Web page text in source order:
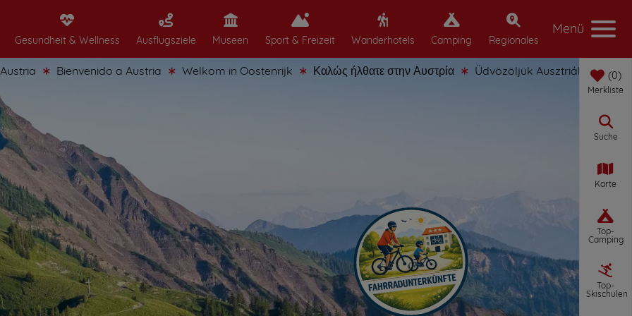
Gesundheit & Wellness Ausflugsziele Museen Sport & Freizeit Wanderhotels Camping Regionales
Menü
Bienvenido a Austria Welkom in Oostenrijk Καλώς ήλθατε στην Αυστρία Üdvözöljük Ausztriában Witamy
0
Merkliste
Suche
Karte
Top-
Camping
Top-
Skischulen